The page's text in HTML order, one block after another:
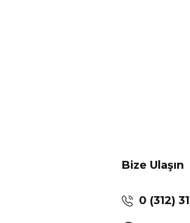
Bize Ulaşın
0 (312)